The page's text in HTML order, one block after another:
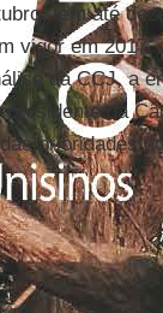
tem até
vigor em
da CCJ, a
da
prioridades